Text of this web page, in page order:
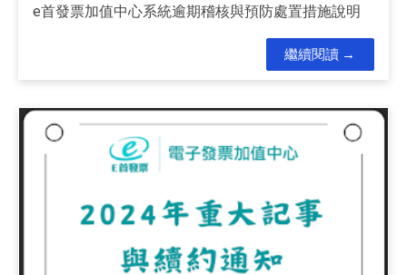
e首發票加值中心系統逾期稽核與預防處置措施說明
繼續閱讀